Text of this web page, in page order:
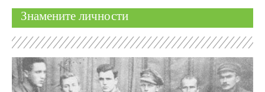
Знамените личности